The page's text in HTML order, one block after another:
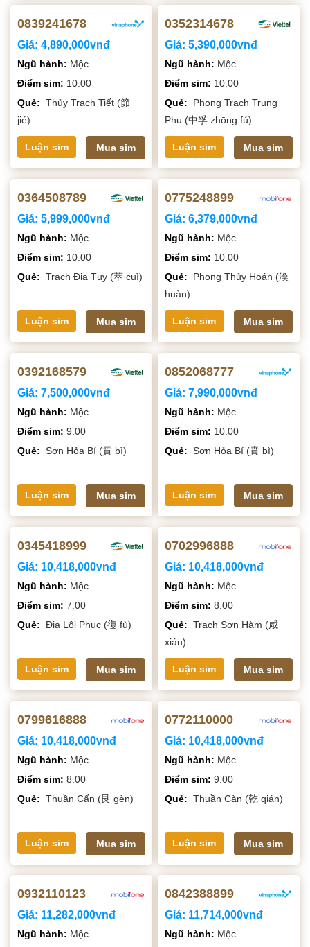
0839241678
Giá: 4,890,000vnđ
Ngũ hành: Mộc
Điểm sim: 10.00
Quẻ: Thủy Trạch Tiết (節
jié)
Luận sim Mua sim
0352314678
Giá:5,390,000vnđ
Ngũ hành: Mộc
Điểm sim: 10.00
Quẻ:
Phong Trạch Trung
Phu (中孚 zhōng fú)
Luận sim Mua sim
0364508789
Giá: 5,999,000vnđ
Ngũ hành: Mộc
Điểm sim: 10.00
Quẻ: Trạch Địa Tụy (萃 cuì)
Luận sim Mua sim
0775248899
Giá:6,379,000vnđ
Ngũ hành: Mộc
Điểm sim: 10.00
Quẻ:
Phong Thủy Hoán (渙
huàn)
Luận sim Mua sim
0392168579
Giá: 7,500,000vnđ
Ngũ hành: Mộc
Điểm sim: 9.00
Quẻ: Sơn Hỏa Bí (賁 bì)
Luận sim Mua sim
0852068777
Giá:7,990,000vnđ
Ngũ hành: Mộc
Điểm sim: 10.00
Quẻ: Sơn Hỏa Bí (賁 bì)
Luận sim Mua sim
0345418999
Giá: 10,418,000vnđ
Ngũ hành: Mộc
Điểm sim: 7.00
Quẻ: Địa Lôi Phục (復 fù)
Luận sim Mua sim
0702996888
Giá: 10,418,000vnđ
Ngũ hành: Mộc
Điểm sim:8.00
Quẻ: Trạch Sơn Hàm (咸
xián)
Luận sim Mua sim
0799616888
Giá: 10,418,000vnđ
Ngũ hành: Mộc
Điểm sim: 8.00
Quẻ: Thuần Cấn (艮 gèn)
Luận sim Mua sim
0772110000
Giá: 10,418,000vnđ
Ngũ hành: Mộc
Điểm sim:9.00
Quẻ: Thuần Càn (乾 qián)
Luận sim Mua sim
0932110123
Giá: 11,282,000vnđ
Ngũ hành: Mộc
0842388899
Giá: 11,714,000vnđ
Ngũ hành: Mộc